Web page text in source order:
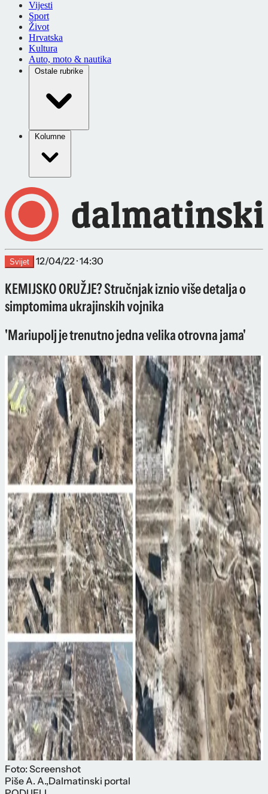
Vijesti
Sport
Život
Hrvatska
Kultura
Auto, moto & nautika
Ostale rubrike
Kolumne
Svijet 12/04/22 · 14:30
KEMIJSKO ORUŽJE? Stručnjak iznio više detalja o
simptomima ukrajinskih vojnika
'Mariupolj je trenutno jedna velika otrovna jama'
Foto: Screenshot
PišeA. A.,Dalmatinski portal